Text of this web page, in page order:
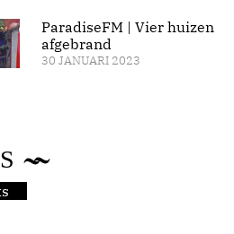
ParadiseFM | Vier huizen
afgebrand
30 JANUARI 2023